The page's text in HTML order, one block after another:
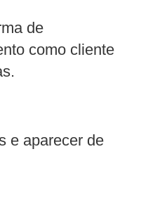
de
como cliente
e aparecer de